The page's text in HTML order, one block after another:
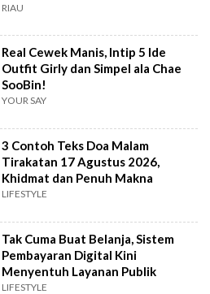
RIAU
Real Cewek Manis, Intip 5 Ide
Outfit Girly dan Simpel ala Chae
SooBin!
YOUR SAY
3 Contoh Teks Doa Malam
Tirakatan 17 Agustus 2026,
Khidmat dan Penuh Makna
LIFESTYLE
Tak Cuma Buat Belanja, Sistem
Pembayaran Digital Kini
Menyentuh Layanan Publik
LIFESTYLE